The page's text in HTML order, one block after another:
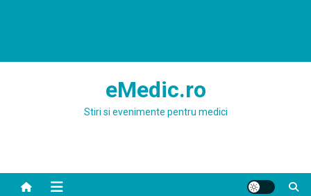
eMedic.ro
Stiri si evenimente pentru medici